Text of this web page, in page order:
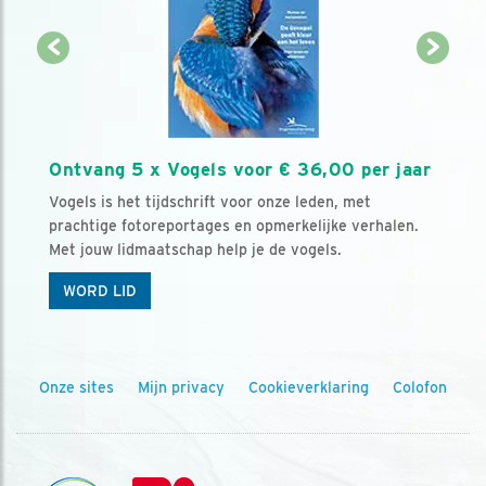
Ontvang 5 x Vogels voor € 36,00 per jaar
Vogels is het tijdschrift voor onze leden, met
prachtige fotoreportages en opmerkelijke verhalen.
Met jouw lidmaatschap help je de vogels.
WORD LID
Onze sites Mijn privacy Cookieverklaring Colofon